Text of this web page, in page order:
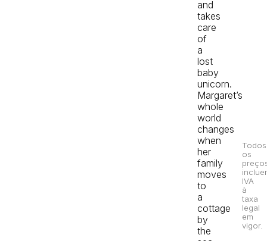
and
takes
care
of
a
lost
baby
unicorn.
Margaret’s
whole
world
changes
when
her
family
moves
to
a
cottage
by
the
Todos
os
IVA
à
taxa
legal
em
vigor.